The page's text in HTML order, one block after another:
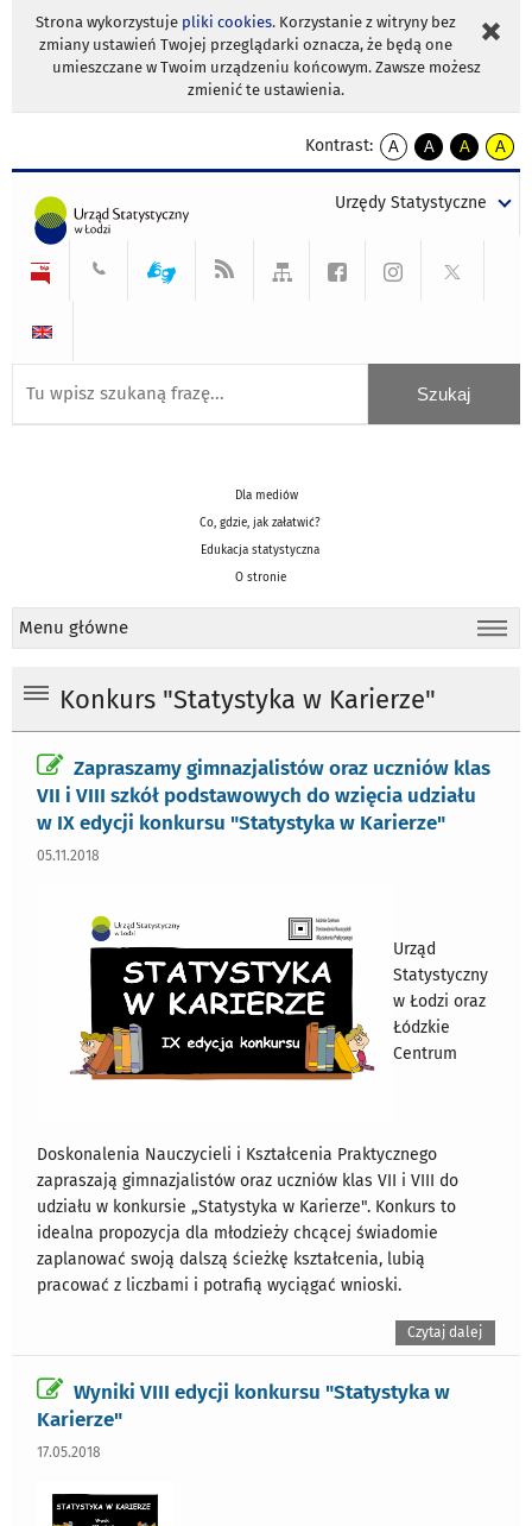
Strona wykorzystuje pliki cookies. Korzystanie z witryny bez
zmiany ustawień Twojej przeglądarki oznacza, że będą one
umieszczane w Twoim urządzeniu końcowym. Zawsze możesz
zmienić te ustawienia.
Kontrast:
A
kontrast
A
kontrast
tekst
czarnym
A
kontrast
tekst
czarnym
A
tekst
żółtym
Urzędy Statystyczne
Dla mediów
Co, gdzie, jak załatwić?
Edukacja statystyczna
O stronie
Menu główne
Konkurs "Statystyka w Karierze"
Zapraszamy gimnazjalistów oraz uczniów klas
VII i VIII szkół podstawowych do wzięcia udziału
w IX edycji konkursu "Statystyka w Karierze"
05.11.2018
Urząd
Statystyczny
w Łodzi oraz
Łódzkie
Centrum
Doskonalenia Nauczycieli i Kształcenia Praktycznego
zapraszają gimnazjalistów oraz uczniów klas VII i VIII do
udziału w konkursie „Statystyka w Karierze". Konkurs to
idealna propozycja dla młodzieży chcącej świadomie
zaplanować swoją dalszą ścieżkę kształcenia, lubią
pracować z liczbami i potrafią wyciągać wnioski.
Czytaj dalej
Wyniki VIII edycji konkursu "Statystyka w
Karierze"
17.05.2018